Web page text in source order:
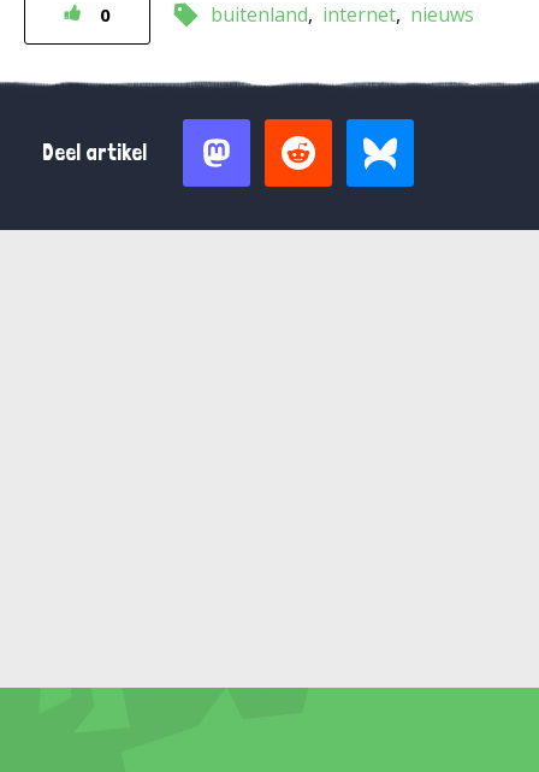
0 buitenland internet nieuws
Deel artikel